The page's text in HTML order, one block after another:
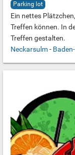
Parking lot
Ein nettes
Treffen können. In
Treffen gestalten.
Neckarsulm-